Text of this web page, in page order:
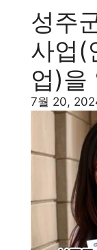
성주
사업(
업)을
7월 20,